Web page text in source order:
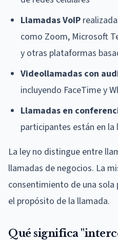
Llamadas VoIP
como Zoom, Microsoft
y otras plataformas
Videollamadas con
incluyendo FaceTime y
Llamadas en
participantes están en la
La ley no distingue entre
llamadas de negocios. La
consentimiento de una
el propósito de la llamada.
Qué significa